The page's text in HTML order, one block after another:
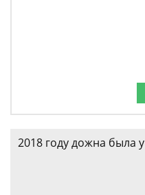
2018 году дожна была